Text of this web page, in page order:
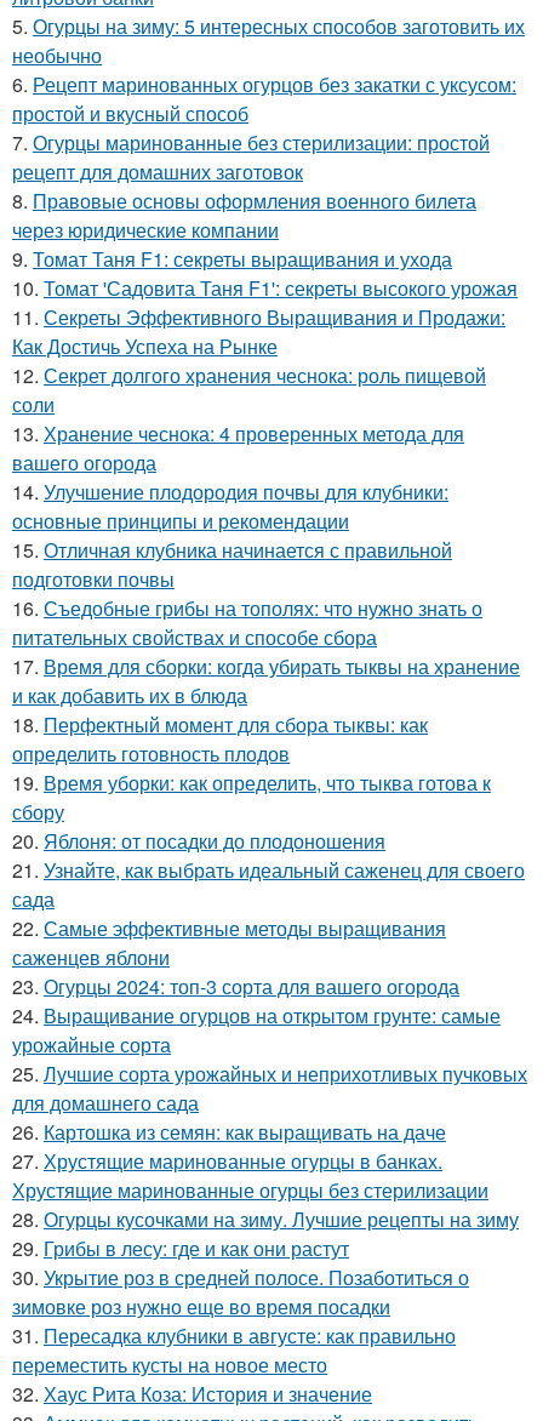
5. Огурцы на зиму: 5 интересных способов заготовить их
необычно
6. Рецепт маринованных огурцов без закатки с уксусом:
простой и вкусный способ
7. Огурцы маринованные без стерилизации: простой
рецепт для домашних заготовок
8. Правовые основы оформления военного билета
через юридические компании
9. Томат Таня F1: секреты выращивания и ухода
10. Томат 'Садовита Таня F1': секреты высокого урожая
11. Секреты Эффективного Выращивания и Продажи:
Как Достичь Успеха на Рынке
12. Секрет долгого хранения чеснока: роль пищевой
соли
13. Хранение чеснока: 4 проверенных метода для
вашего огорода
14. Улучшение плодородия почвы для клубники:
основные принципы и рекомендации
15. Отличная клубника начинается с правильной
подготовки почвы
16. Съедобные грибы на тополях: что нужно знать о
питательных свойствах и способе сбора
17. Время для сборки: когда убирать тыквы на хранение
и как добавить их в блюда
18. Перфектный момент для сбора тыквы: как
определить готовность плодов
19. Время уборки: как определить, что тыква готова к
сбору
20. Яблоня: от посадки до плодоношения
21. Узнайте, как выбрать идеальный саженец для своего
сада
22. Самые эффективные методы выращивания
саженцев яблони
23. Огурцы 2024: топ-3 сорта для вашего огорода
24. Выращивание огурцов на открытом грунте: самые
урожайные сорта
25. Лучшие сорта урожайных и неприхотливых пучковых
для домашнего сада
26. Картошка из семян: как выращивать на даче
27. Хрустящие маринованные огурцы в банках.
Хрустящие маринованные огурцы без стерилизации
28. Огурцы кусочками на зиму. Лучшие рецепты на зиму
29. Грибы в лесу: где и как они растут
30. Укрытие роз в средней полосе. Позаботиться о
зимовке роз нужно еще во время посадки
31. Пересадка клубники в августе: как правильно
переместить кусты на новое место
32. Хаус Рита Коза: История и значение